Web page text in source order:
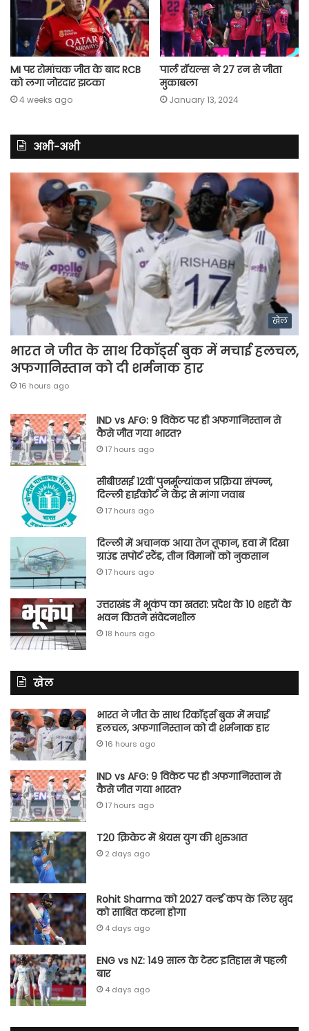
MI पर रोमांचक जीत के बाद RCB
को लगा जोरदार झटका
4 weeks ago
पार्ल रॉयल्स ने 27 रन से जीता
मुकाबला
January 13, 2024
अभी-अभी
खेल
भारत ने जीत के साथ रिकॉर्ड्स बुक में मचाई हलचल,
अफगानिस्तान को दी शर्मनाक हार
16 hours ago
IND vs AFG: 9 विकेट पर ही अफगानिस्तान से
कैसे जीत गया भारत?
17 hours ago
सीबीएसई 12वीं पुनर्मूल्यांकन प्रक्रिया संपन्न,
दिल्ली हाईकोर्ट ने केंद्र से मांगा जवाब
17 hours ago
दिल्ली में अचानक आया तेज तूफान, हवा में दिखा
ग्राउंड सपोर्ट स्टैंड, तीन विमानों को नुकसान
17 hours ago
उत्तराखंड में भूकंप का खतरा: प्रदेश के 10 शहरों के
भवन कितने संवेदनशील
18 hours ago
खेल
भारत ने जीत के साथ रिकॉर्ड्स बुक में मचाई
हलचल, अफगानिस्तान को दी शर्मनाक हार
16 hours ago
IND vs AFG: 9 विकेट पर ही अफगानिस्तान से
कैसे जीत गया भारत?
17 hours ago
T20 क्रिकेट में श्रेयस युग की शुरुआत
2 days ago
Rohit Sharma को 2027 वर्ल्‍ड कप के लिए खुद
को साबित करना होगा
4 days ago
ENG vs NZ: 149 साल के टेस्‍ट इतिहास में पहली
बार
4 days ago